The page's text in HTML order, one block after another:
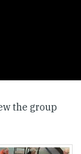
the group